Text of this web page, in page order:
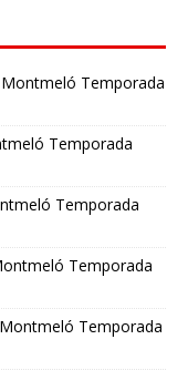
Temporada
Temporada
Temporada
Temporada
Temporada